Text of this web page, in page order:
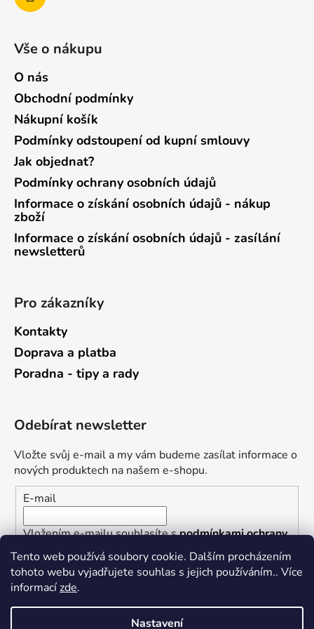
Tento web používá soubory cookie. Dalším procházením
tohoto webu vyjadřujete souhlas s jejich používáním.. Více
informacízde.
Nastavení
Vše o nákupu
O nás
Obchodní podmínky
Nákupní košík
Podmínky odstoupení od kupní smlouvy
Jak objednat?
Podmínky ochrany osobních údajů
Informace o získání osobních údajů - nákup
zboží
Informace o získání osobních údajů - zasílání
newsletterů
Pro zákazníky
Kontakty
Doprava a platba
Poradna - tipy a rady
Odebírat newsletter
Vložte svůj e-mail a my vám budeme zasílat informace o
nových produktech na našem e-shopu.
E-mail
Vložením e-mailu souhlasíte spodmínkami ochrany
osobních údajů
PŘIHLÁSIT SE